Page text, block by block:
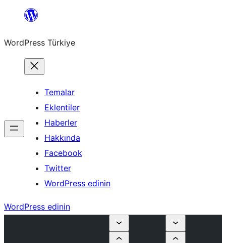
İçeriğe
WordPress Türkiye
Temalar
Eklentiler
Haberler
Hakkında
Facebook
Twitter
WordPress edinin
WordPress edinin